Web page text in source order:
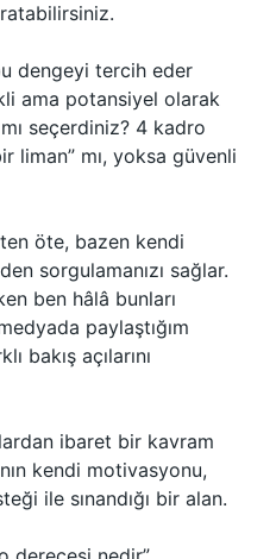
dengeyi tercih eder
ama potansiyel olarak
seçerdiniz? 4 kadro
liman” mı, yoksa güvenli
öte, bazen kendi
sorgulamanızı sağlar.
ben hâlâ bunları
paylaştığım
bakış açılarını
ibaret bir kavram
kendi motivasyonu,
ile sınandığı bir alan.